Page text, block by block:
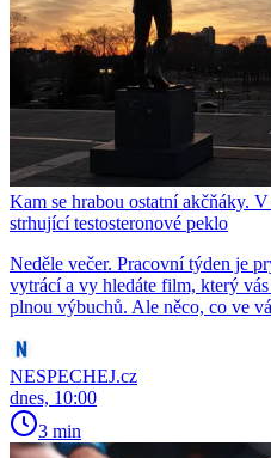
Kam se hrabou ostatní akčňáky.
strhující testosteronové peklo
Neděle večer. Pracovní týden je
vytrácí a vy hledáte film, který
plnou výbuchů. Ale něco, co ve
NESPECHEJ.cz
dnes, 10:00
3 min